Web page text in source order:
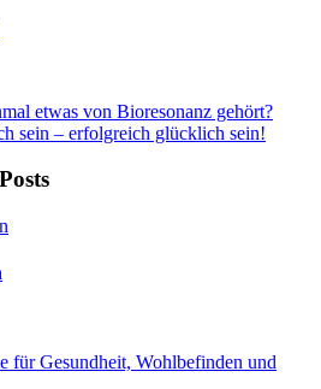
etwas von Bioresonanz gehört?
sein – erfolgreich glücklich sein!